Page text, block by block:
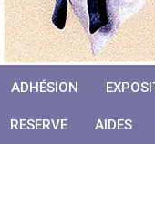
ADHÉSION
RESERVE AIDES